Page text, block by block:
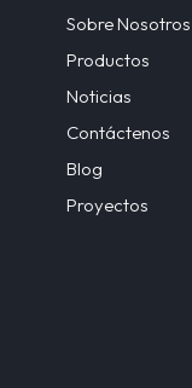
Sobre Nosotros
Productos
Noticias
Contáctenos
Blog
Proyectos